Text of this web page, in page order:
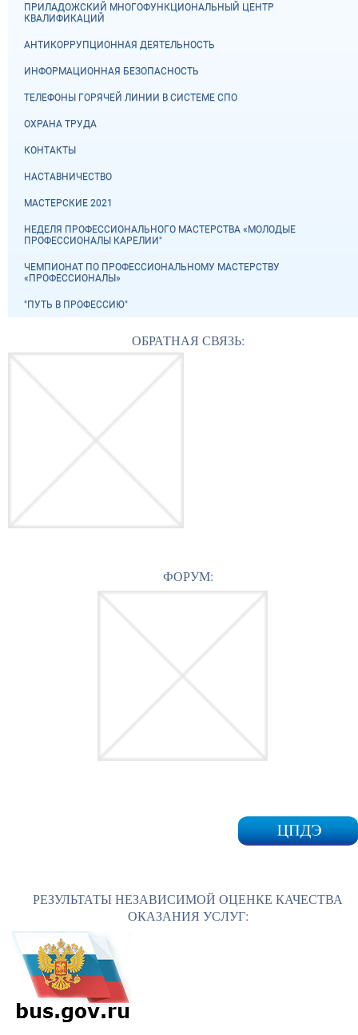
ПРИЛАДОЖСКИЙ МНОГОФУНКЦИОНАЛЬНЫЙ ЦЕНТР
КВАЛИФИКАЦИЙ
АНТИКОРРУПЦИОННАЯ ДЕЯТЕЛЬНОСТЬ
ИНФОРМАЦИОННАЯ БЕЗОПАСНОСТЬ
ТЕЛЕФОНЫ ГОРЯЧЕЙ ЛИНИИ В СИСТЕМЕ СПО
ОХРАНА ТРУДА
КОНТАКТЫ
НАСТАВНИЧЕСТВО
МАСТЕРСКИЕ 2021
НЕДЕЛЯ ПРОФЕССИОНАЛЬНОГО МАСТЕРСТВА «МОЛОДЫЕ
ПРОФЕССИОНАЛЫ КАРЕЛИИ"
ЧЕМПИОНАТ ПО ПРОФЕССИОНАЛЬНОМУ МАСТЕРСТВУ
«ПРОФЕССИОНАЛЫ»
"ПУТЬ В ПРОФЕССИЮ"
ОБРАТНАЯ СВЯЗЬ:
ФОРУМ:
РЕЗУЛЬТАТЫ НЕЗАВИСИМОЙ ОЦЕНКЕ КАЧЕСТВА
ОКАЗАНИЯ УСЛУГ: